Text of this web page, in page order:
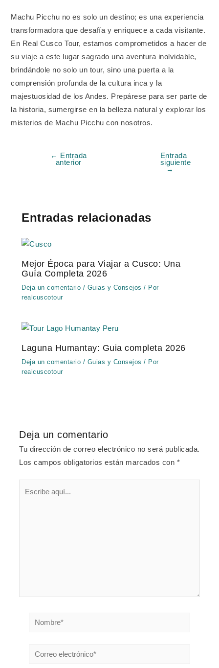
Machu Picchu no es solo un destino; es una experiencia
transformadora que desafía y enriquece a cada visitante.
En Real Cusco Tour, estamos comprometidos a hacer de
su viaje a este lugar sagrado una aventura inolvidable,
brindándole no solo un tour, sino una puerta a la
comprensión profunda de la cultura inca y la
majestuosidad de los Andes. Prepárese para ser parte de
la historia, sumergirse en la belleza natural y explorar los
misterios de Machu Picchu con nosotros.
←
Entrada
anterior
Entrada
siguiente
→
Entradas relacionadas
Mejor Época para Viajar a Cusco: Una
Guía Completa 2026
Deja un comentario / Guias y Consejos / Por
realcuscotour
Laguna Humantay: Guia completa 2026
Deja un comentario / Guias y Consejos / Por
realcuscotour
Deja un comentario
Tu dirección de correo electrónico no será publicada.
Los campos obligatorios están marcados con *
Nombre*
Correo
electrónico*